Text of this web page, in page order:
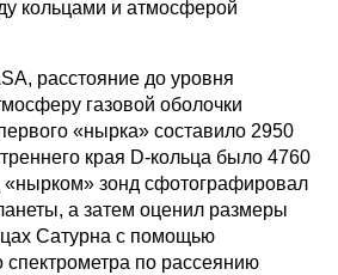
кольцами и атмосферой
расстояние до уровня
газовой оболочки
«нырка» составило 2950
края D-кольца было 4760
«нырком» зонд сфотографировал
а затем оценил размеры
Сатурна с помощью
спектрометра по рассеянию